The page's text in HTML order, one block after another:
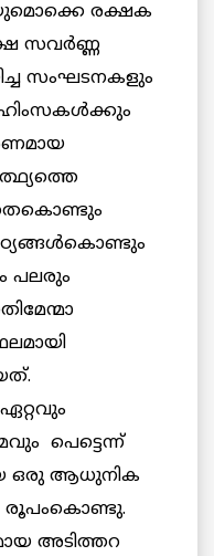
രക്ഷക
സവര്‍ണ്ണ
സംഘടനകളും
പലരും
പെട്ടെന്ന്
ഒരു ആധുനിക
രൂപംകൊണ്ടു.
അടിത്തറ